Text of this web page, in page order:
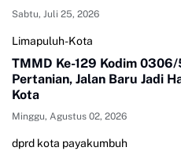
Sabtu, Juli 25, 2026
Limapuluh-Kota
TMMD Ke-129 Kodim
Pertanian, Jalan Baru Jadi
Kota
Minggu, Agustus 02, 2026
dprd kota payakumbuh